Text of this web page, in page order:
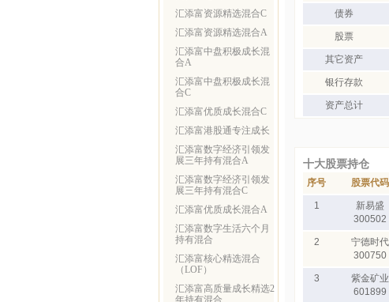
汇添富资源精选混合C
汇添富资源精选混合A
汇添富中盘积极成长混
合A
汇添富中盘积极成长混
合C
汇添富优质成长混合C
汇添富港股通专注成长
汇添富数字经济引领发
展三年持有混合A
汇添富数字经济引领发
展三年持有混合C
汇添富优质成长混合A
汇添富数字生活六个月
持有混合
汇添富核心精选混合
（LOF）
汇添富高质量成长精选2
年持有混合
债券
股票
其它资产
银行存款
资产总计
十大股票持仓
序号 股票代码
1
新易盛
300502
2
宁德时代
300750
3
紫金矿业
601899